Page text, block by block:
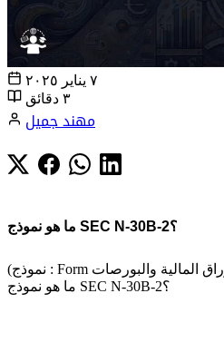
٧ يناير ٢٠٢٥
٣ دقائق
مهند جميل
ما هو نموذج SEC N-30B-2؟
ما هو نموذج SEC N-30B-2؟